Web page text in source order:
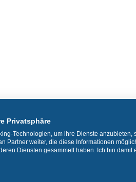
Privatsphäre
Technologien, um ihre Dienste
Partner weiter, die diese Informationen
Diensten gesammelt haben. Ich bin